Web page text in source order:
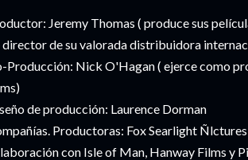
Jeremy Thomas ( produce sus
director de su valorada distribuidora
Producción: Nick O'Hagan ( ejerce como
de producción: Laurence Dorman
Productoras: Fox Searlight
con Isle of Man, Hanway Films y